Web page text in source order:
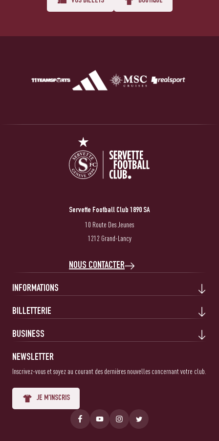
Servette Football Club 1890 SA
10 Route Des Jeunes
1212 Grand-Lancy
NOUS CONTACTER
INFORMATIONS
BILLETTERIE
BUSINESS
NEWSLETTER
Inscrivez-vous et soyez au courant des dernières nouvelles concernant votre club.
JE M'INSCRIS